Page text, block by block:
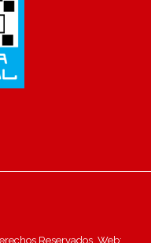
Reservados. Web: